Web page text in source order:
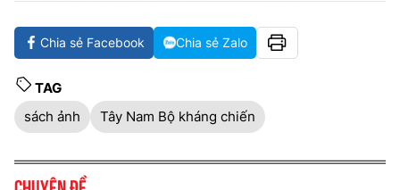
Chia sẻ Facebook Chia sẻ Zalo
TAG
sách ảnh
Tây Nam Bộ kháng chiến